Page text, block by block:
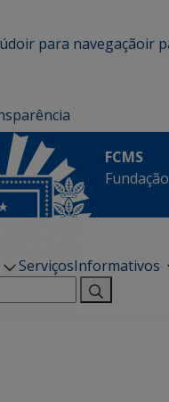
ir para navegaçãoir
FCMS
ServiçosInformativos